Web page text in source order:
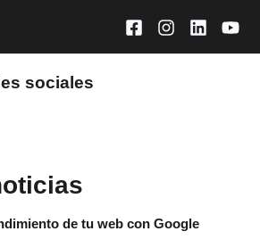
sociales
de tu web con Google